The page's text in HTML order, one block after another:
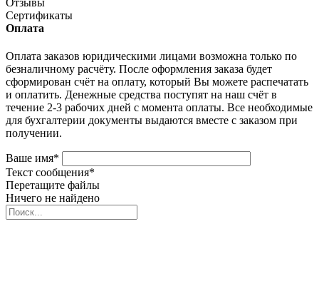
Сертификаты
Оплата
Оплата заказов юридическими лицами возможна только по
безналичному расчёту. После оформления заказа будет
сформирован счёт на оплату, который Вы можете распечатать
и оплатить. Денежные средства поступят на наш счёт в
течение 2-3 рабочих дней с момента оплаты. Все необходимые
для бухгалтерии документы выдаются вместе с заказом при
получении.
Ваше имя*
Текст сообщения*
Перетащите файлы
Ничего не найдено